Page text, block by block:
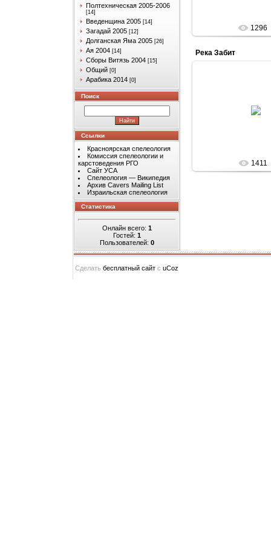
Полтехническая 2005-2006
[14]
Введенщина 2005 [14]
Загадай 2005 [12]
Долганская Яма 2005 [26]
Ая 2004 [14]
Сборы Витязь 2004 [15]
Общий [0]
Арабика 2014 [0]
Поиск
Ссылки
Красноярская спелеология
Комиссия спелеологии и
карстоведения РГО
Сайт УСА
Спелеология — Википедия
Архив Cavers Mailing List
Израильская спелеология
Статистика
Онлайн всего: 1
Гостей: 1
Пользователей: 0
1296
Река Забит
1411
Сделать бесплатный сайт с uCoz